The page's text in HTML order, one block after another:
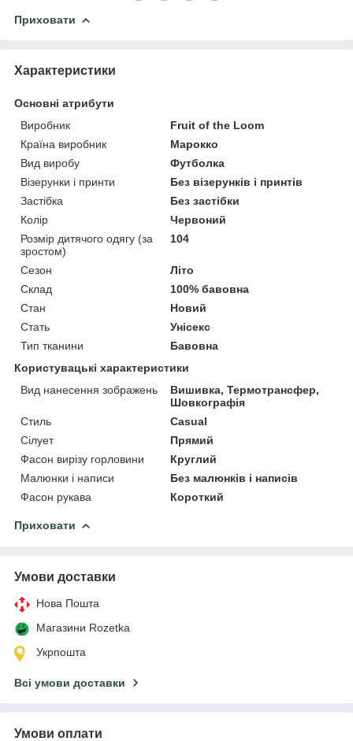
Приховати
Характеристики
Основні атрибути
Виробник
Fruit of the Loom
Країна виробник
Марокко
Вид виробу
Футболка
Візерунки і принти
Без візерунків і принтів
Застібка
Без застібки
Колір
Червоний
Розмір дитячого одягу (за
зростом)
104
Сезон
Літо
Склад
100% бавовна
Стан
Новий
Стать
Унісекс
Тип тканини
Бавовна
Користувацькі характеристики
Вид нанесення зображень
Вишивка, Термотрансфер,
Шовкографія
Стиль
Casual
Сілует
Прямий
Фасон вирізу горловини
Круглий
Малюнки і написи
Без малюнків і написів
Фасон рукава
Короткий
Приховати
Умови доставки
Нова Пошта
Магазини Rozetka
Укрпошта
Всі умови доставки
Умови оплати